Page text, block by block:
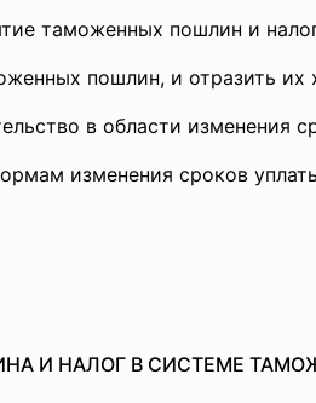
таможенных пошлин и
пошлин, и отразить их
в области
изменения сроков
И НАЛОГ В СИСТЕМЕ